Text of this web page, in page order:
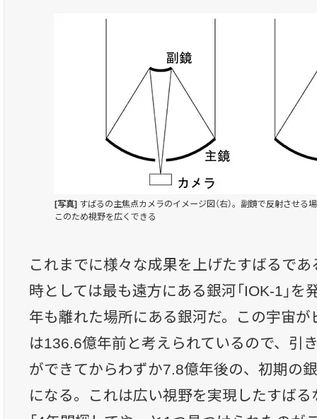
[写真] すばるの主焦点カメラのイメージ図（右）。副鏡で反射させる
このため視野を広くできる
これまでに様々な成果を上げたすばるで
時としては最も遠方にある銀河「IOK-1」
年も離れた場所にある銀河だ。この宇宙
は136.6億年前と考えられているので、引
ができてからわずか7.8億年後の、初期の
になる。これは広い視野を実現したすば